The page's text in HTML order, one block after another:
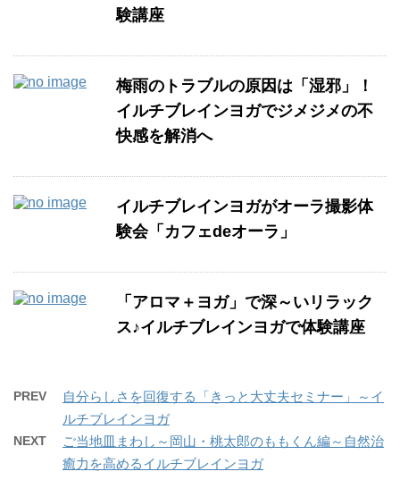
験講座
梅雨のトラブルの原因は「湿邪」！
イルチブレインヨガでジメジメの不
快感を解消へ
イルチブレインヨガがオーラ撮影体
験会「カフェdeオーラ」
「アロマ＋ヨガ」で深～いリラック
ス♪イルチブレインヨガで体験講座
PREV
自分らしさを回復する「きっと大丈夫セミナー」～イ
ルチブレインヨガ
NEXT
ご当地皿まわし～岡山・桃太郎のももくん編～自然治
癒力を高めるイルチブレインヨガ